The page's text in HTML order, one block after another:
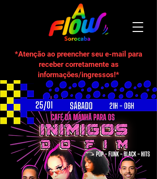
*Atenção ao preencher seu e-mail para
receber corretamente as
informações/ingressos!*